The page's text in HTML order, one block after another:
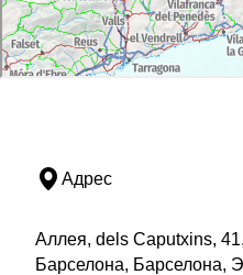
Адрес
Аллея, dels Caputxins,
Барселона, Барселона,